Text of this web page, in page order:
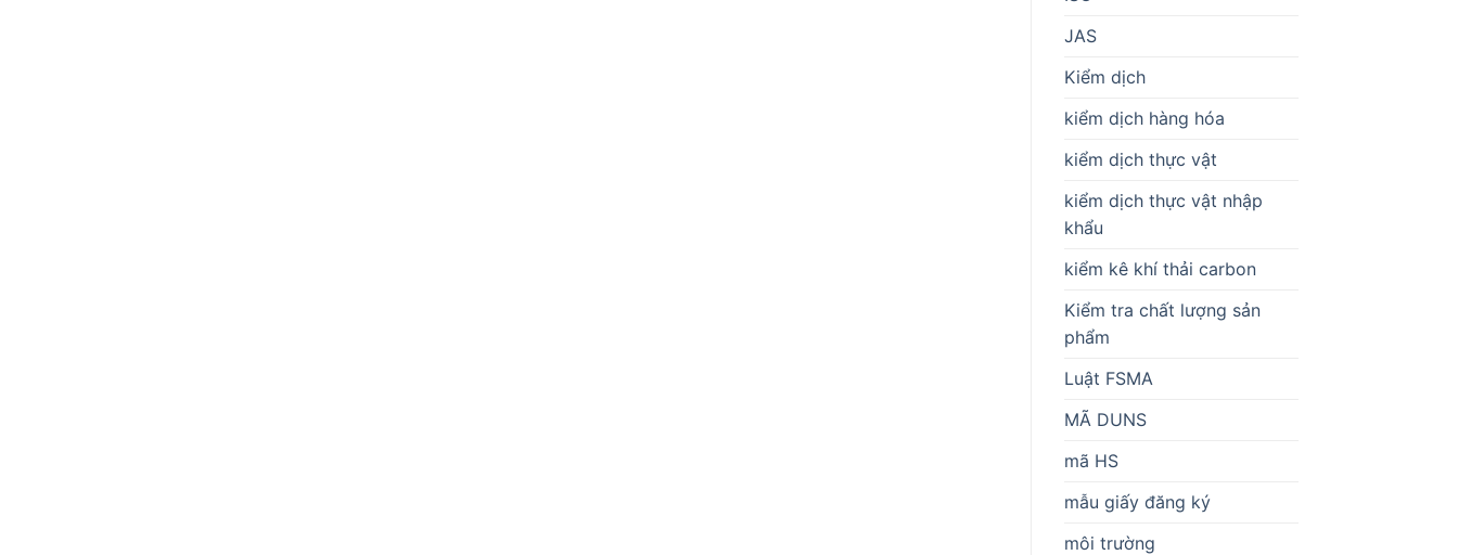
JAS
Kiểm dịch
kiểm dịch hàng hóa
kiểm dịch thực vật
kiểm dịch thực vật nhập
khẩu
kiểm kê khí thải carbon
Kiểm tra chất lượng sản
phẩm
Luật FSMA
MÃ DUNS
mã HS
mẫu giấy đăng ký
môi trường